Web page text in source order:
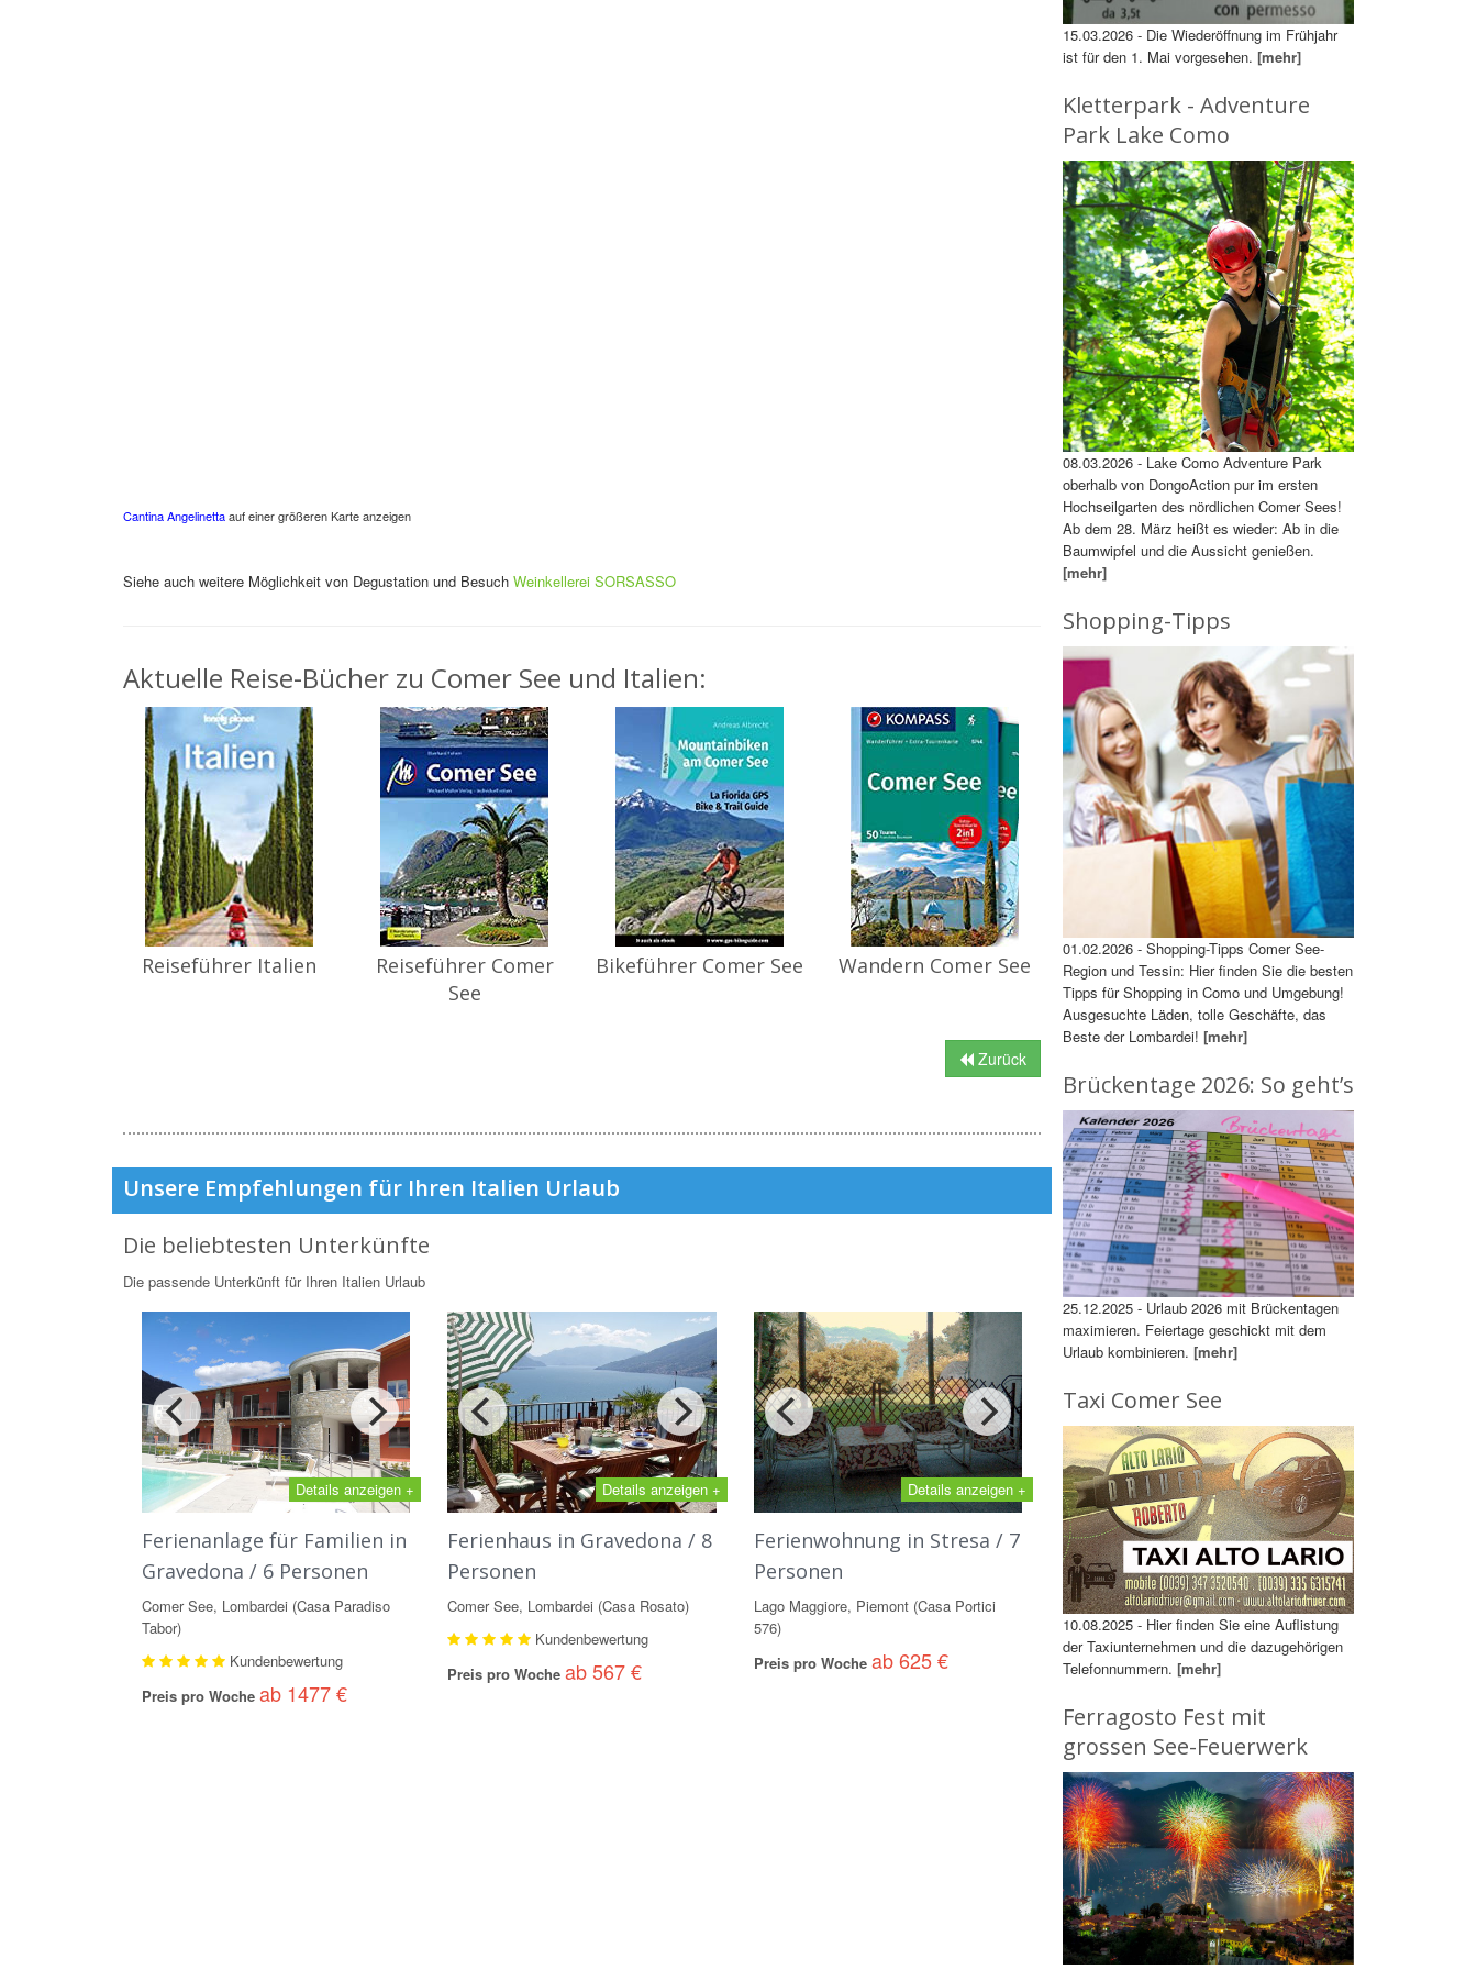
Cantina Angelinettaauf einer größeren Karte anzeigen
Siehe auch weitere Möglichkeit von Degustation und Besuch Weinkellerei SORSASSO
Aktuelle Reise-Bücher zu Comer See und Italien:
Reiseführer Italien
Reiseführer Comer
See
Bikeführer Comer See Wandern Comer See
Zurück
Unsere Empfehlungen für Ihren Italien Urlaub
Die beliebtesten Unterkünfte
Die passende Unterkünft für Ihren Italien Urlaub
Details anzeigen +
Ferienanlage für Familien in
Gravedona / 6 Personen
Comer See, Lombardei (Casa Paradiso
Tabor)
Kundenbewertung
Preis pro Woche ab 1477 €
Details anzeigen +
Ferienhaus in Gravedona / 8
Personen
Comer See, Lombardei (Casa Rosato)
Kundenbewertung
Preis pro Wocheab 567 €
Details anzeigen +
Ferienwohnung in Stresa / 7
Personen
Lago Maggiore, Piemont (Casa Portici
576)
Preis pro Woche ab 625 €
15.03.2026 - Die Wiederöffnung im Frühjahr
ist für den 1. Mai vorgesehen. [mehr]
Kletterpark - Adventure
Park Lake Como
08.03.2026 - Lake Como Adventure Park
oberhalb von DongoAction pur im ersten
Hochseilgarten des nördlichen Comer Sees!
Ab dem 28. März heißt es wieder: Ab in die
Baumwipfel und die Aussicht genießen.
[mehr]
Shopping-Tipps
01.02.2026 - Shopping-Tipps Comer See-
Region und Tessin: Hier finden Sie die besten
Tipps für Shopping in Como und Umgebung!
Ausgesuchte Läden, tolle Geschäfte, das
Beste der Lombardei! [mehr]
Brückentage 2026: So geht’s
25.12.2025 - Urlaub 2026 mit Brückentagen
maximieren. Feiertage geschickt mit dem
Urlaub kombinieren. [mehr]
Taxi Comer See
10.08.2025 - Hier finden Sie eine Auflistung
der Taxiunternehmen und die dazugehörigen
Telefonnummern. [mehr]
Ferragosto Fest mit
grossen See-Feuerwerk